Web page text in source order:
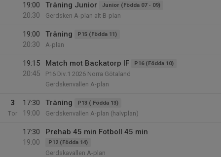
19:00
20:30
Träning Junior Junior (Födda 07 - 09)
Gerdsken A-plan alt B-plan
19:00
20:30
Träning P15 (Födda 11)
A-plan
19:15
20:45
Match mot Backatorp IF P16 (Födda 10)
P16 Div.1 2026 Norra Götaland
Gerdskenvallen A-plan
3
Tor
17:30
19:00
Träning P13 ( Födda 13)
Gerdskenvallen A-plan (halvplan)
17:30
19:00
Prehab 45 min Fotboll 45 min
P12 (Födda 14)
Gerdskavallen A-plan